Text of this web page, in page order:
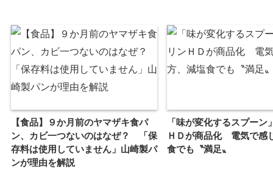
【食品】９か月前のヤマザキ食パ
ン、カビ一つないのはなぜ？ 「保
存料は使用していません」山崎製パ
ンが理由を解説
「味が変化するスプーン
ＨＤが商品化 電気で感
食でも〝満足〟